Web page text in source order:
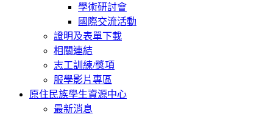
學術研討會
國際交流活動
證明及表單下載
相關連結
志工訓練/獎項
服學影片專區
原住民族學生資源中心
最新消息